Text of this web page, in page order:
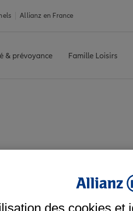
Allianz en France
& prévoyance Famille Loisirs
l'agence